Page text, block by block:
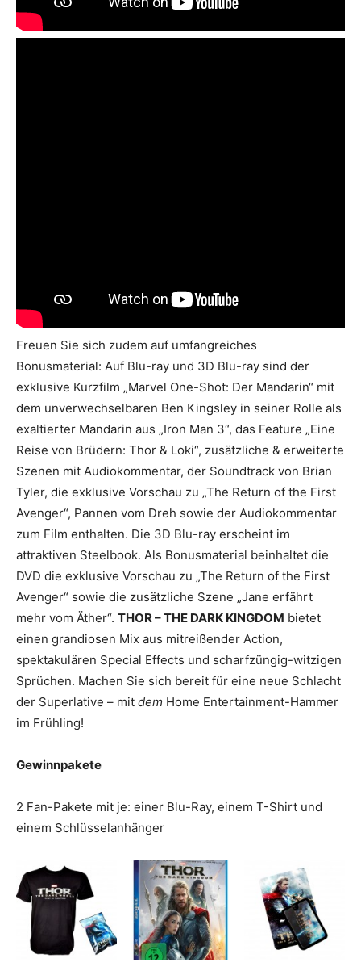
Freuen Sie sich zudem auf umfangreiches
Bonusmaterial: Auf Blu-ray und 3D Blu-ray sind der
exklusive Kurzfilm „Marvel One-Shot: Der Mandarin“ mit
dem unverwechselbaren Ben Kingsley in seiner Rolle als
exaltierter Mandarin aus „Iron Man 3“, das Feature „Eine
Reise von Brüdern: Thor & Loki“, zusätzliche & erweiterte
Szenen mit Audiokommentar, der Soundtrack von Brian
Tyler, die exklusive Vorschau zu „The Return of the First
Avenger“, Pannen vom Dreh sowie der Audiokommentar
zum Film enthalten. Die 3D Blu-ray erscheint im
attraktiven Steelbook. Als Bonusmaterial beinhaltet die
DVD die exklusive Vorschau zu „The Return of the First
Avenger“ sowie die zusätzliche Szene „Jane erfährt
mehr vom Äther“. THOR – THE DARK KINGDOM bietet
einen grandiosen Mix aus mitreißender Action,
spektakulären Special Effects und scharfzüngig-witzigen
Sprüchen. Machen Sie sich bereit für eine neue Schlacht
der Superlative – mit dem Home Entertainment-Hammer
im Frühling!
Gewinnpakete
2 Fan-Pakete mit je: einer Blu-Ray, einem T-Shirt und
einem Schlüsselanhänger